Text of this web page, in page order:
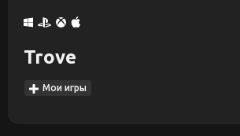
Trove
Мои игры